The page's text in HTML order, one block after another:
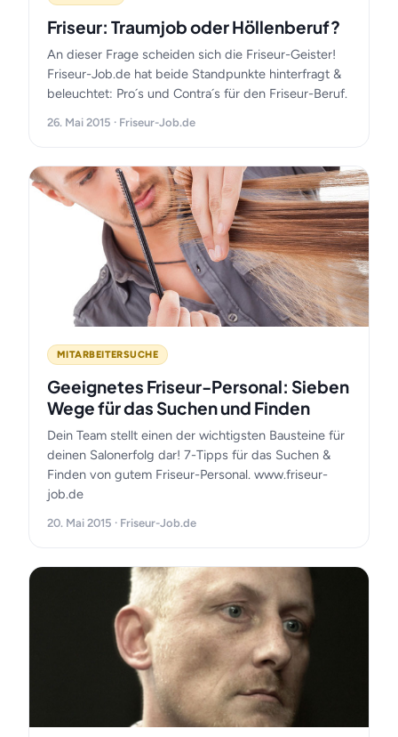
Friseur: Traumjob oder Höllenberuf?
An dieser Frage scheiden sich die Friseur-Geister!
Friseur-Job.de hat beide Standpunkte hinterfragt &
beleuchtet: Pro´s und Contra´s für den Friseur-Beruf.
26. Mai 2015 · Friseur-Job.de
MITARBEITERSUCHE
Geeignetes Friseur-Personal: Sieben
Wege für das Suchen und Finden
Dein Team stellt einen der wichtigsten Bausteine für
deinen Salonerfolg dar! 7-Tipps für das Suchen &
Finden von gutem Friseur-Personal. www.friseur-
job.de
20. Mai 2015 · Friseur-Job.de